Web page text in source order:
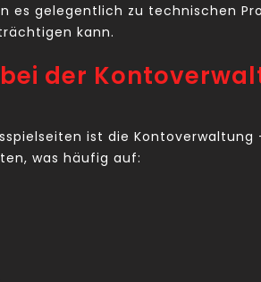
gelegentlich zu technischen
kann.
der
ist die Kontoverwaltung
was häufig auf: